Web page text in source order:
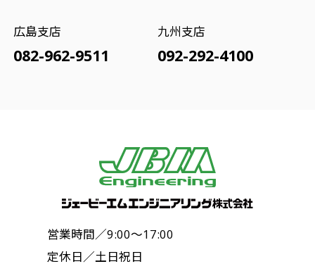
広島支店
082-962-9511
九州支店
092-292-4100
営業時間／9:00〜17:00
定休日／土日祝日